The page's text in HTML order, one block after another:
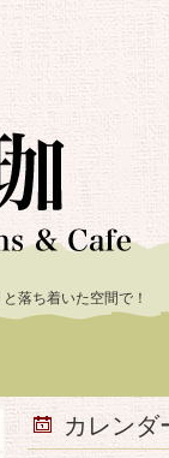
落ち着いた空間で！
カレンダ